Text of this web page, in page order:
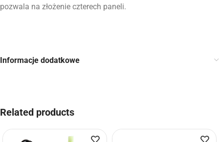
pozwala na złożenie czterech paneli.
Informacje dodatkowe
Related products